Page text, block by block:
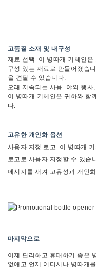
고품질 소재 및 내구성
재료 선택: 이 병따개 키체인
구성 있는 재료로 만들어졌습
을 견딜 수 있습니다.
오래 지속되는 사용: 야외 행사
이 병따개 키체인은 귀하와 함
다.
고유한 개인화 옵션
사용자 지정 로고: 이 병따개
로고로 사용자 지정할 수 있습
메시지를 새겨 고유성과 개인
마지막으로
이제 편리하고 휴대하기 좋은
없애고 언제 어디서나 병따개